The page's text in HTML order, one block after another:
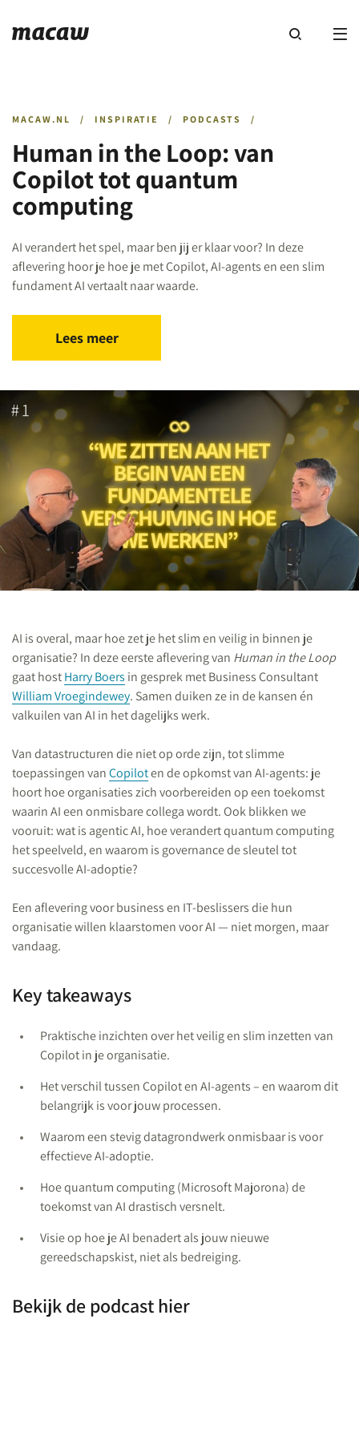
MACAW.NL / INSPIRATIE / PODCASTS /
Human in the Loop: van
Copilot tot quantum
computing
AI verandert het spel, maar ben jij er klaar voor? In deze
aflevering hoor je hoe je met Copilot, AI-agents en een slim
fundament AI vertaalt naar waarde.
Lees meer
AI is overal, maar hoe zet je het slim en veilig in binnen je
organisatie? In deze eerste aflevering van Human in the Loop
gaat hostHarry Boers in gesprek met Business Consultant
William Vroegindewey. Samen duiken ze in de kansen én
valkuilen van AI in het dagelijks werk.
Van datastructuren die niet op orde zijn, tot slimme
toepassingen vanCopiloten de opkomst van AI-agents: je
hoort hoe organisaties zich voorbereiden op een toekomst
waarin AI een onmisbare collega wordt. Ook blikken we
vooruit: wat is agentic AI, hoe verandert quantum computing
het speelveld, en waarom is governance de sleutel tot
succesvolle AI-adoptie?
Een aflevering voor business en IT-beslissers die hun
organisatie willen klaarstomen voor AI — niet morgen, maar
vandaag.
Key takeaways
Praktische inzichten over het veilig en slim inzetten van
Copilot in je organisatie.
Het verschil tussen Copilot en AI-agents – en waarom dit
belangrijk is voor jouw processen.
Waarom een stevig datagrondwerk onmisbaar is voor
effectieve AI-adoptie.
Hoe quantum computing (Microsoft Majorona) de
toekomst van AI drastisch versnelt.
Visie op hoe je AI benadert als jouw nieuwe
gereedschapskist, niet als bedreiging.
Bekijk de podcast hier